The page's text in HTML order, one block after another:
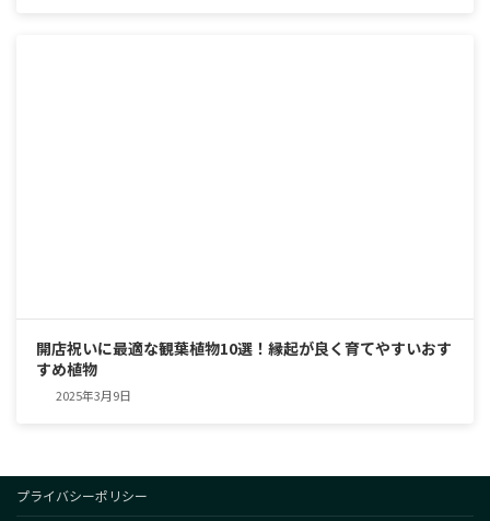
開店祝いに最適な観葉植物10選！縁起が良く育てやすいおす
すめ植物
2025年3月9日
プライバシーポリシー